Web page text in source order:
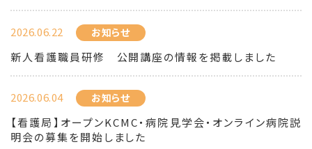
2026.06.22 お知らせ
新人看護職員研修 公開講座の情報を掲載しました
2026.06.04 お知らせ
【看護局】オープンKCMC・病院見学会・オンライン病院説
明会の募集を開始しました